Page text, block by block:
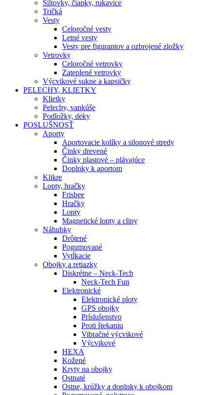
Šiltovky, čiapky, rukavice
Tričká
Vesty
Celoročné vesty
Letné vesty
Vesty pre figurantov a ozbrojené zložky
Vetrovky
Celoročné vetrovky
Zateplené vetrovky
Výcvikové sukne a kapsičky
PELECHY, KLIETKY
Klietky
Pelechy, vankúše
Podložky, deky
POSLUŠNOSŤ
Aporty
Aportovacie kolíky a silonové stredy
Činky drevené
Činky plastové – plávajúce
Doplnky k aportom
Klikre
Lopty, hračky
Frisbee
Hračky
Lopty
Magnetické lopty a clipy
Náhubky
Drôtené
Pogumované
Vytĺkacie
Obojky a retiazky
Diskrétne – Neck-Tech
Neck-Tech Fun
Elektronické
Elektronické ploty
GPS obojky
Príslušenstvo
Proti štekaniu
Vibračné výcvikové
Výcvikové
HEXA
Kožené
Kryty na obojky
Ostnaté
Ostne, krúžky a doplnky k obojkom